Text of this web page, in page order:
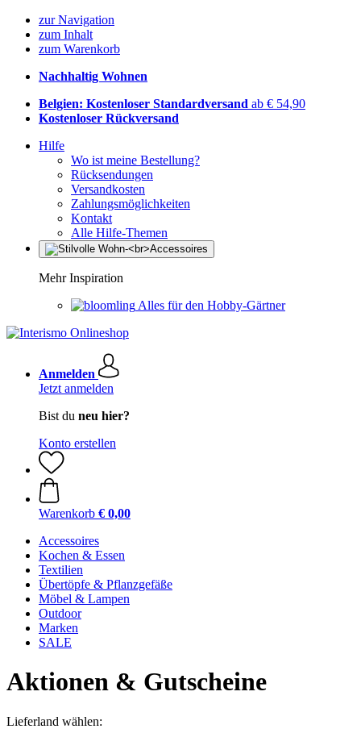
zur Navigation
zum Inhalt
zum Warenkorb
Nachhaltig Wohnen
Belgien: Kostenloser Standardversand ab € 54,90
Kostenloser Rückversand
Hilfe
Wo ist meine Bestellung?
Rücksendungen
Versandkosten
Zahlungsmöglichkeiten
Kontakt
Alle Hilfe-Themen
Mehr Inspiration
Alles für den Hobby-Gärtner
Anmelden
Jetzt anmelden
Bist du neu hier?
Konto erstellen
Warenkorb € 0,00
Accessoires
Kochen & Essen
Textilien
Übertöpfe & Pflanzgefäße
Möbel & Lampen
Outdoor
Marken
SALE
Aktionen & Gutscheine
Lieferland wählen: